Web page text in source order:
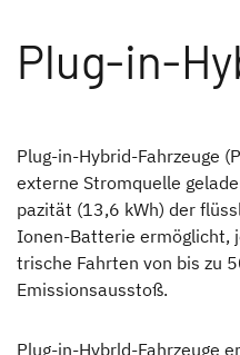
Plug-in-
Plug-in-Hybrid-Fahrzeuge
externe Stromquelle
pazität (13,6 kWh) der
Ionen-Batterie ermöglicht,
trische Fahrten von bis zu
Emissionsausstoß.
Plug-in-Hybrld-Fahrzeuge